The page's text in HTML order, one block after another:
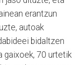
erantzun
autoak
bidaltzen
gaixoek, 70 urtetik